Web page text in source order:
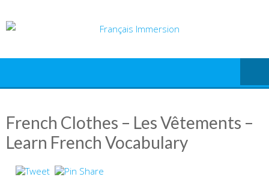
to
French Clothes – Les Vêtements –
Learn French Vocabulary